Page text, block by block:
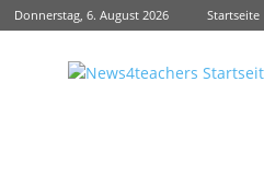
Donnerstag, 6. August 2026 Startseite